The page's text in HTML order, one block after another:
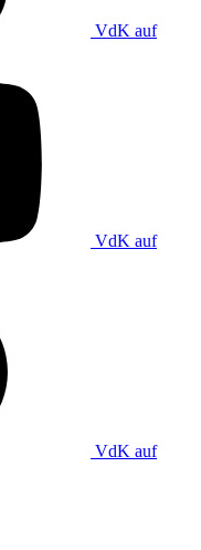
VdK auf
VdK auf
VdK auf